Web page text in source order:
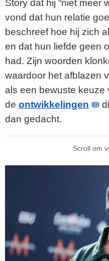
Story dat hij “niet meer
vond dat hun relatie
beschreef hoe hij zich
en dat hun liefde geen
had. Zijn woorden
waardoor het afblazen
als een bewuste keuze
de ontwikkelingen
dan gedacht.
Scroll om